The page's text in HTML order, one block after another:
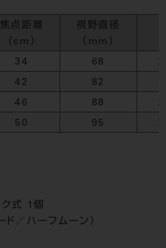
焦点距離
（cm）
視野直径
（mm）
34 68
42 82
46 88
50 95
ク式 1個
ド／ハーフムーン）